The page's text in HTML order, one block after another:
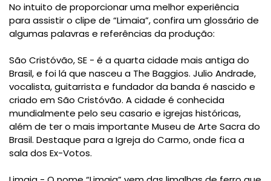
No intuito de proporcionar uma melhor experiência
para assistir o clipe de “Limaia”, confira um glossário de
algumas palavras e referências da produção:
São Cristóvão, SE - é a quarta cidade mais antiga do
Brasil, e foi lá que nasceu a The Baggios. Julio Andrade,
vocalista, guitarrista e fundador da banda é nascido e
criado em São Cristóvão. A cidade é conhecida
mundialmente pelo seu casario e igrejas históricas,
além de ter o mais importante Museu de Arte Sacra do
Brasil. Destaque para a Igreja do Carmo, onde fica a
sala dos Ex-Votos.